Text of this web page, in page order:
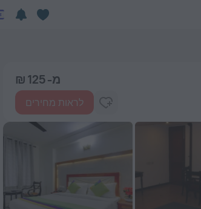
מ- 125 ₪
לראות מחירים